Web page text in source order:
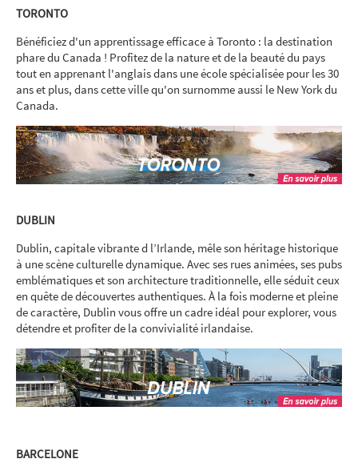
TORONTO
Bénéficiez d'un apprentissage efficace à Toronto : la destination
phare du Canada ! Profitez de la nature et de la beauté du pays
tout en apprenant l'anglais dans une école spécialisée pour les 30
ans et plus, dans cette ville qu'on surnomme aussi le New York du
Canada.
DUBLIN
Dublin, capitale vibrante d l’Irlande, mêle son héritage historique
à une scène culturelle dynamique. Avec ses rues animées, ses pubs
emblématiques et son architecture traditionnelle, elle séduit ceux
en quête de découvertes authentiques. À la fois moderne et pleine
de caractère, Dublin vous offre un cadre idéal pour explorer, vous
détendre et profiter de la convivialité irlandaise.
BARCELONE